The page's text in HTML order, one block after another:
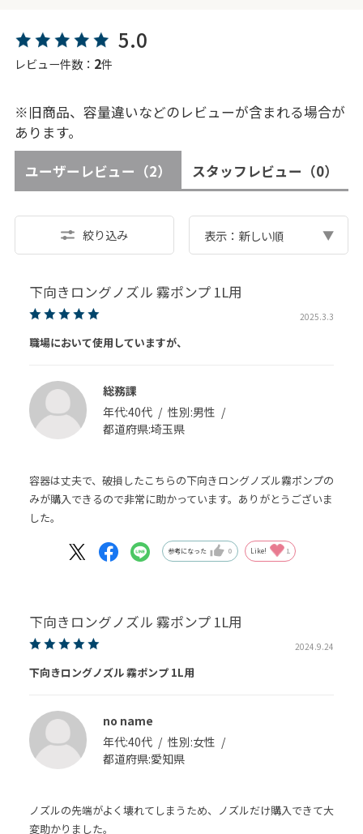
5.0
レビュー件数： 2件
※旧商品、容量違いなどのレビューが含まれる場合が
あります。
ユーザーレビュー （2） スタッフレビュー （0）
絞り込み 表示：新しい順
下向きロングノズル 霧ポンプ 1L用
2025.3.3
職場において使用していますが、
総務課
年代:40代 性別:男性
都道府県:埼玉県
容器は丈夫で、破損したこちらの下向きロングノズル霧ポンプの
みが購入できるので非常に助かっています。ありがとうございま
した。
参考になった 0 Like! 1
下向きロングノズル 霧ポンプ 1L用
2024.9.24
下向きロングノズル 霧ポンプ 1L用
no name
年代:40代 性別:女性
都道府県:愛知県
ノズルの先端がよく壊れてしまうため、ノズルだけ購入できて大
変助かりました。